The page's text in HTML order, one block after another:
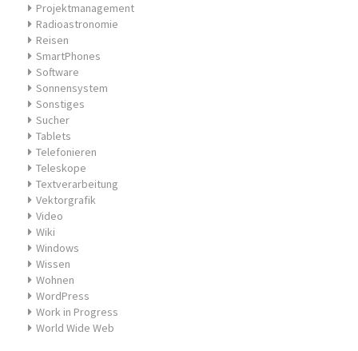
Projektmanagement
Radioastronomie
Reisen
SmartPhones
Software
Sonnensystem
Sonstiges
Sucher
Tablets
Telefonieren
Teleskope
Textverarbeitung
Vektorgrafik
Video
Wiki
Windows
Wissen
Wohnen
WordPress
Work in Progress
World Wide Web